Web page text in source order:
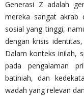
Generasi Z adalah
mereka sangat akrab
sosial yang tinggi,
dengan krisis
Dalam konteks inilah,
pada pengalaman
batiniah, dan
wadah yang relevan